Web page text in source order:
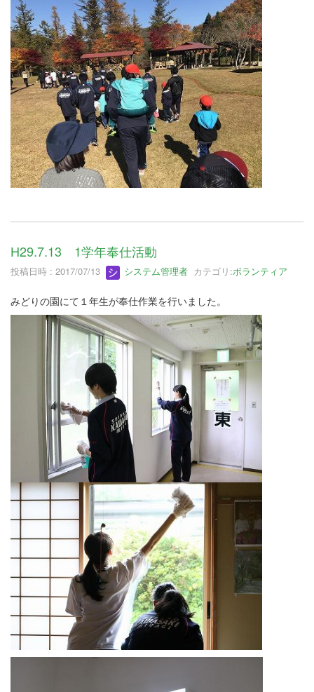
H29.7.13 1学年奉仕活動
投稿日時 : 2017/07/13 システム管理者 カテゴリ:ボランティア
みどりの園にて１年生が奉仕作業を行いました。